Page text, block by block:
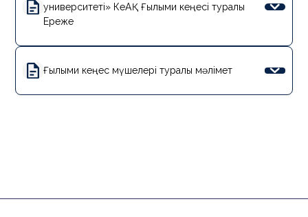
университеті» КеАҚ Ғылыми кеңесі туралы
Ереже
Ғылыми кеңес мүшелері туралы мәлімет